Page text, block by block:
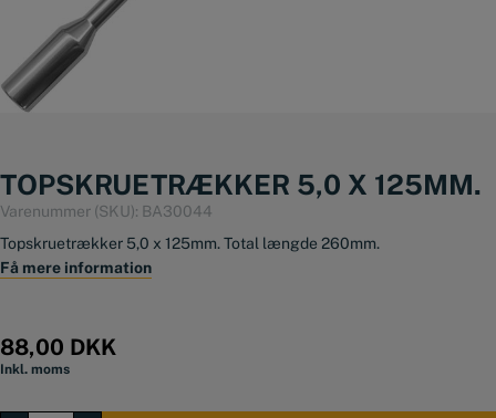
TOPSKRUETRÆKKER 5,0 X 125MM.
Varenummer (SKU): BA30044
Topskruetrækker 5,0 x 125mm. Total længde 260mm.
Få mere information
88,00 DKK
Inkl. moms